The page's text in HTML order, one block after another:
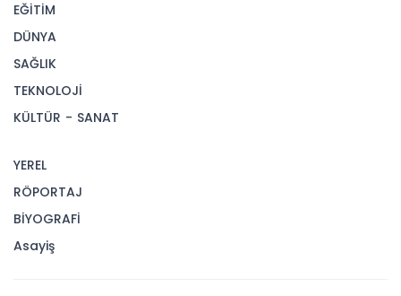
EĞİTİM
DÜNYA
SAĞLIK
TEKNOLOJİ
KÜLTÜR - SANAT
YEREL
RÖPORTAJ
BİYOGRAFİ
Asayiş